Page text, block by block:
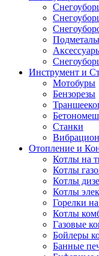
Инструмент и
Мотобуры
Бензорезы
Станки
Отопление и
Котлы на
Котлы
Котлы
Котлы
Горелки
Котлы
Газовые
Бойлеры
Банные